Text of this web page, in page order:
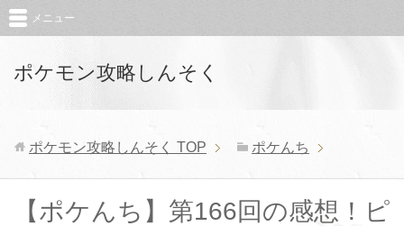
ポケモン攻略しんそく
メニュー
ポケモン攻略しんそく TOP ポケんち
【ポケんち】第166回の感想！ピ